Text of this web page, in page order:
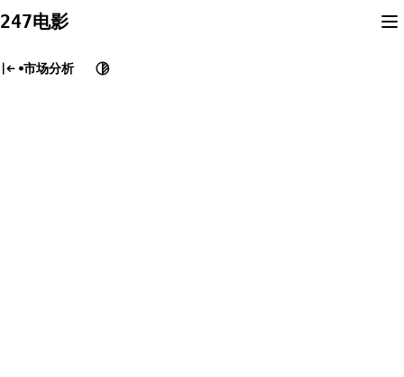
to
247电影
市场分析